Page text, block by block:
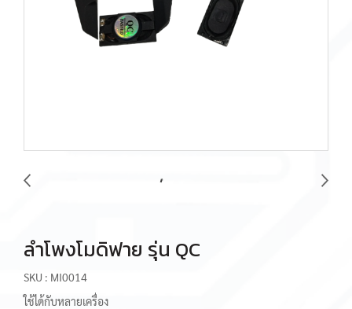
ลำโพงโมดิฟาย รุ่น QC
SKU : MI0014
ใช้ได้กับหลายเครื่อง